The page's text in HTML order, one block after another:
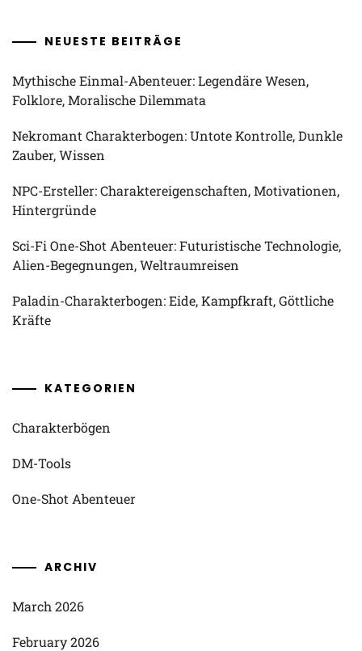
NEUESTE BEITRÄGE
Mythische Einmal-Abenteuer: Legendäre Wesen,
Folklore, Moralische Dilemmata
Nekromant Charakterbogen: Untote Kontrolle, Dunkle
Zauber, Wissen
NPC-Ersteller: Charaktereigenschaften, Motivationen,
Hintergründe
Sci-Fi One-Shot Abenteuer: Futuristische Technologie,
Alien-Begegnungen, Weltraumreisen
Paladin-Charakterbogen: Eide, Kampfkraft, Göttliche
Kräfte
KATEGORIEN
Charakterbögen
DM-Tools
One-Shot Abenteuer
ARCHIV
March 2026
February 2026